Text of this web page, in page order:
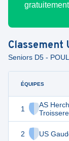
Classement
Seniors D5 -
ÉQUIPES
1
AS
2 US